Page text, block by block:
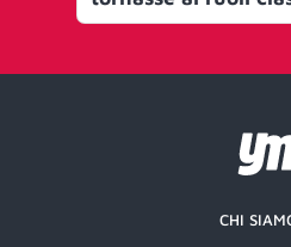
fare la gara dei
Italy
CHI